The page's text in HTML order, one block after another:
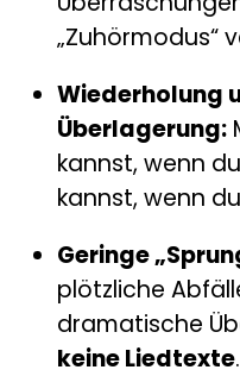
„Zuhörmodus“
Wiederholung
Überlagerung:
kannst, wenn
kannst, wenn
Geringe
plötzliche
dramatische
keine Liedtexte.